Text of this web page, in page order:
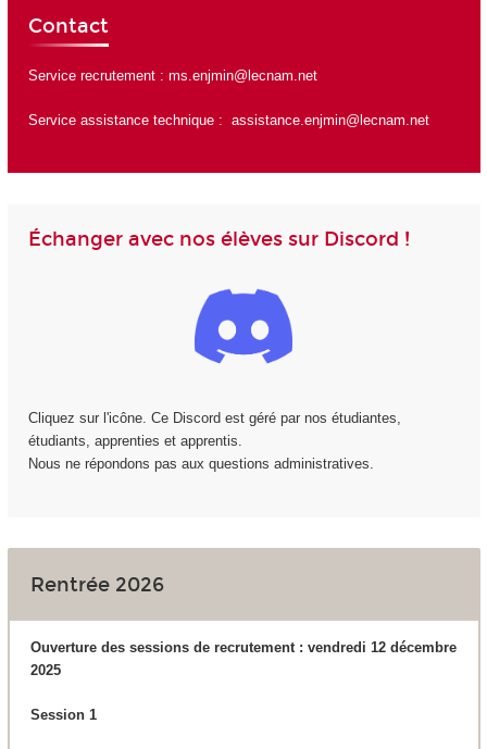
Contact
Service recrutement : ms.enjmin@lecnam.net
Service assistance technique : assistance.enjmin@lecnam.net
Échanger avec nos élèves sur Discord !
Cliquez sur l'icône. Ce Discord est géré par nos étudiantes,
étudiants, apprenties et apprentis.
Nous ne répondons pas aux questions administratives.
Rentrée 2026
Ouverture des sessions de recrutement : vendredi 12 décembre
2025
Session 1